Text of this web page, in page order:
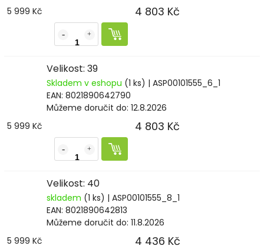
5 999 Kč
4 803 Kč
Velikost: 39
Skladem v eshopu (1 ks) | ASP00101555_6_1
EAN: 8021890642790
Můžeme doručit do: 12.8.2026
5 999 Kč
4 803 Kč
Velikost: 40
skladem (1 ks) | ASP00101555_8_1
EAN: 8021890642813
Můžeme doručit do: 11.8.2026
5 999 Kč
4 436 Kč